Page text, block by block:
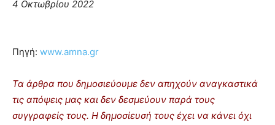
4 Οκτωβρίου 2022
Πηγή: www.amna.gr
Τα άρθρα που δημοσιεύουμε δεν απηχούν αναγκαστικά
τις απόψεις μας και δεν δεσμεύουν παρά τους
συγγραφείς τους. Η δημοσίευσή τους έχει να κάνει όχι